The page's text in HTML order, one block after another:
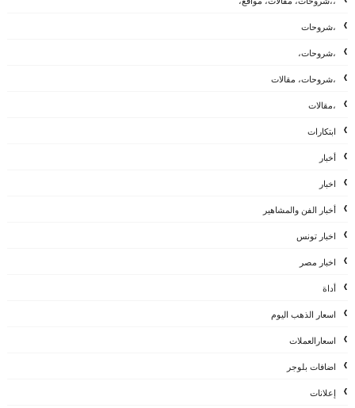
،شروحات
،شروحات،
،شروحات، مقالات
،مقالات
ابتكارات
أخبار
اخبار
أخبار الفن والمشاهير
اخبار تونس
اخبار مصر
أداة
اسعار الذهب اليوم
اسعارالعملات
اضافات بلوجر
إعلانات